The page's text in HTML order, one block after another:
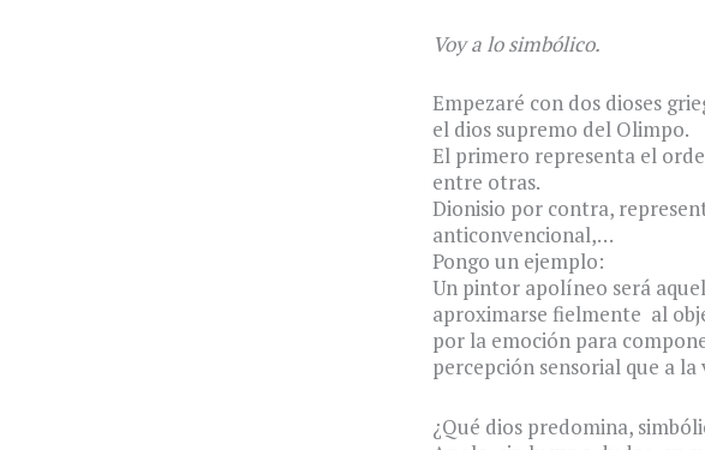
Voy a lo simbólico.
Empezaré con dos dioses
el dios supremo del Olimpo.
El primero representa el
entre otras.
Dionisio por contra,
anticonvencional,…
Pongo un ejemplo:
Un pintor apolíneo será
aproximarse fielmente al
por la emoción para
percepción sensorial que a la
¿Qué dios predomina,